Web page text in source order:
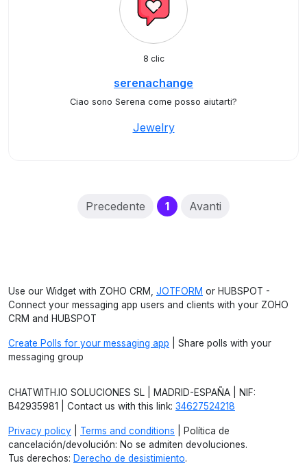
8 clic
serenachange
Ciao sono Serena come posso aiutarti?
Jewelry
Precedente 1(current)
Avanti
Use our Widget with ZOHO CRM, JOTFORM or HUBSPOT -
Connect your messaging app users and clients with your ZOHO
CRM and HUBSPOT
Create Polls for your messaging app | Share polls with your
messaging group
CHATWITH.IO SOLUCIONES SL | MADRID-ESPAÑA | NIF:
B42935981 | Contact us with this link: 34627524218
Privacy policy Terms and conditions | Política de
cancelación/devolución: No se admiten devoluciones.
Tus derechos: Derecho de desistimiento.